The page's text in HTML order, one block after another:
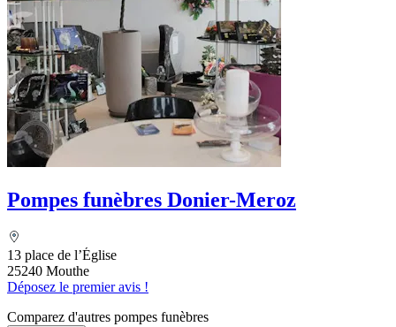
Pompes funèbres Donier-Meroz
13 place de l’Église
25240 Mouthe
Déposez le premier avis !
Comparez d'autres pompes funèbres